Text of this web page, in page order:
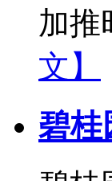
加推
文】
碧桂